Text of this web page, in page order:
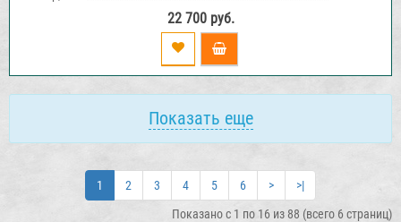
22 700 руб.
Показать еще
1 2 3 4 5 6 >
>|
Показано с 1 по 16 из 88 (всего 6 страниц)